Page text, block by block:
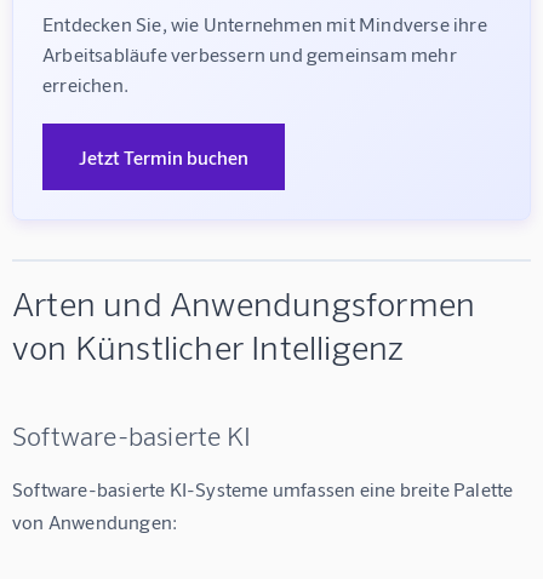
Entdecken Sie, wie Unternehmen mit Mindverse ihre
Arbeitsabläufe verbessern und gemeinsam mehr
erreichen.
Jetzt Termin buchen
Arten und Anwendungsformen
von Künstlicher Intelligenz
Software-basierte KI
Software-basierte KI-Systeme umfassen eine breite Palette
von Anwendungen: